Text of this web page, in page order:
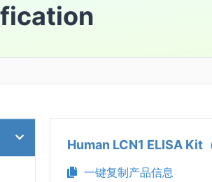
Human LCN1 ELISA Kit
一键复制产品信息